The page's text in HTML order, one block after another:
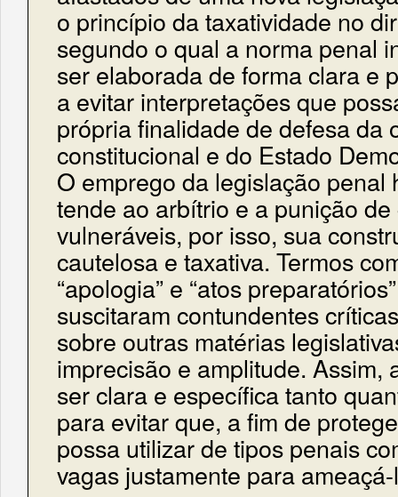
o princípio da taxatividade no
segundo o qual a norma penal
ser elaborada de forma clara e
a evitar interpretações que
própria finalidade de defesa da
constitucional e do Estado
O emprego da legislação penal
tende ao arbítrio e a punição
vulneráveis, por isso, sua
cautelosa e taxativa. Termos
“apologia” e “atos
suscitaram contundentes
sobre outras matérias
imprecisão e amplitude. Assim,
ser clara e específica tanto
para evitar que, a fim de
possa utilizar de tipos penais
vagas justamente para